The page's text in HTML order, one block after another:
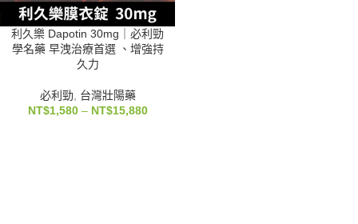
利久樂 Dapotin 30mg｜必利勁
學名藥 早洩治療首選 、增強持
久力
必利勁, 台灣壯陽藥
NT$1,580 – NT$15,880